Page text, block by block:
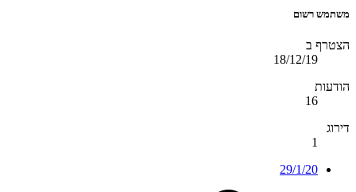
משתמש רשום
הצטרף ב
18/12/19
הודעות
16
דירוג
1
29/1/20